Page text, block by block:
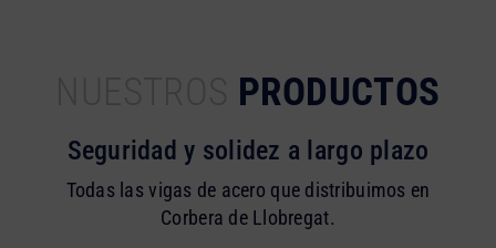
PRODUCTOS
Seguridad y solidez a largo plazo
Todas las vigas de acero que distribuimos en
Corbera de Llobregat.